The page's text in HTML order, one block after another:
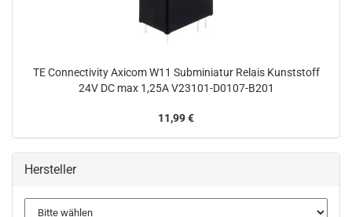
TE Connectivity Axicom W11 Subminiatur Relais Kunststoff
24V DC max 1,25A V23101-D0107-B201
11,99 €
Hersteller